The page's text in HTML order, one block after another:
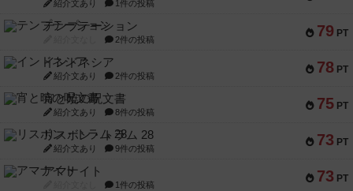
紹介文あり 1件の投稿
79 PT
テンプテーション
2件の投稿
78 PT
インドネシア
紹介文あり 2件の投稿
75 PT
宵と暁の呪文書
紹介文あり 8件の投稿
73 PT
リスボン・トラム 28
紹介文あり 9件の投稿
73 PT
アマナイト
1件の投稿